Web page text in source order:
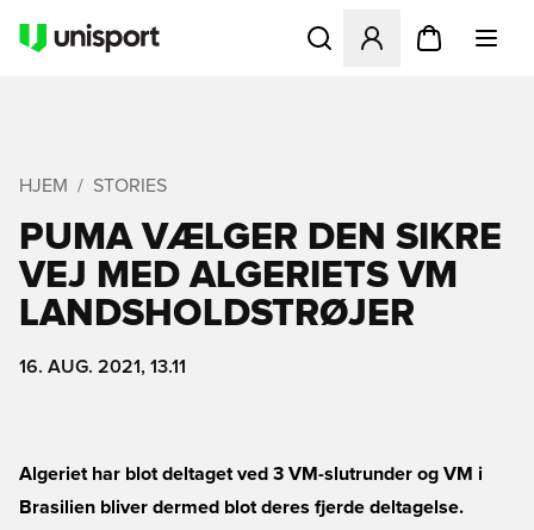
Åbner en Modal til at
HJEM STORIES
PUMA VÆLGER DEN SIKRE
VEJ MED ALGERIETS VM
LANDSHOLDSTRØJER
16. AUG. 2021, 13.11
Algeriet har blot deltaget ved 3 VM-slutrunder og VM i
Brasilien bliver dermed blot deres fjerde deltagelse.